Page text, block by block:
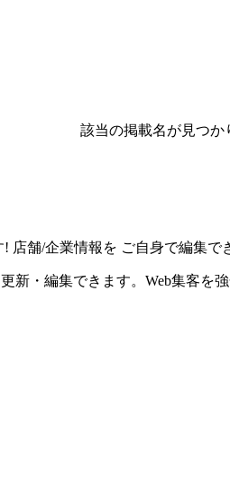
該当の掲載名が見つか
! 店舗/企業情報を ご自身で編集で
新・編集できます。Web集客を強